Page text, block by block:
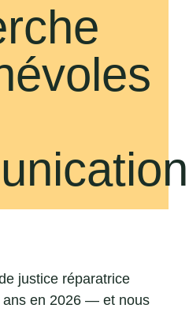
justice réparatrice
ans en 2026 — et nous